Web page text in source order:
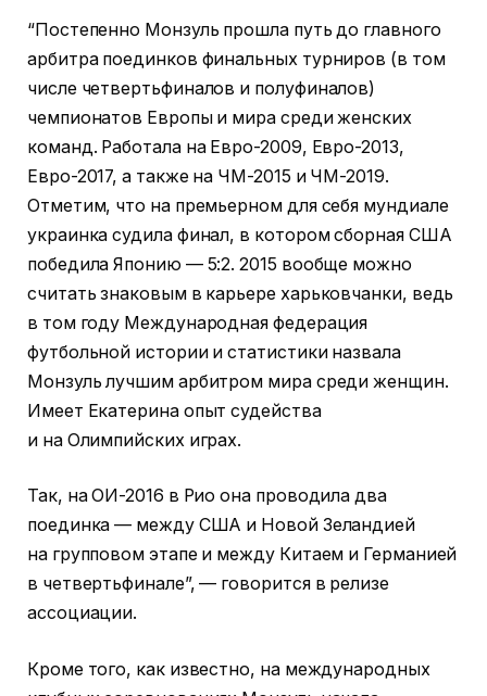
“Постепенно Монзуль прошла путь до главного
арбитра поединков финальных турниров (в том
числе четвертьфиналов и полуфиналов)
чемпионатов Европы и мира среди женских
команд. Работала на Евро-2009, Евро-2013,
Евро-2017, а также на ЧМ-2015 и ЧМ-2019.
Отметим, что на премьерном для себя мундиале
украинка судила финал, в котором сборная США
победила Японию — 5:2. 2015 вообще можно
считать знаковым в карьере харьковчанки, ведь
в том году Международная федерация
футбольной истории и статистики назвала
Монзуль лучшим арбитром мира среди женщин.
Имеет Екатерина опыт судейства
и на Олимпийских играх.
Так, на ОИ-2016 в Рио она проводила два
поединка — между США и Новой Зеландией
на групповом этапе и между Китаем и Германией
в четвертьфинале”, — говорится в релизе
ассоциации.
Кроме того, как известно, на международных